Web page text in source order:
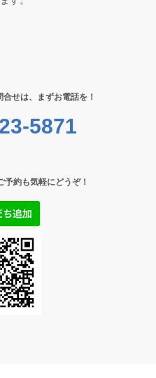
せは、まずお電話を！
5871
予約も気軽にどうぞ！